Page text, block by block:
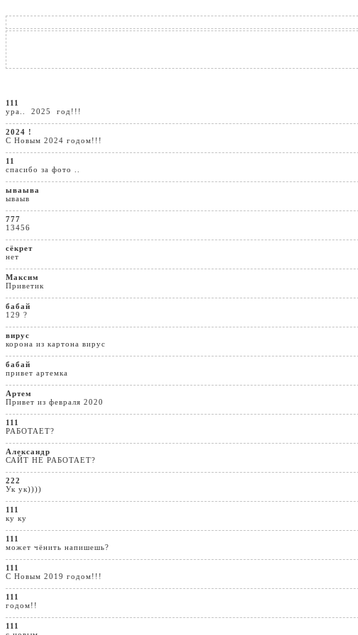
111
ура.. 2025 год!!!
2024 !
С Новым 2024 годом!!!
11
спасибо за фото ..
ываыва
ываыв
777
13456
сёкрет
нет
Максим
Приветик
бабай
129 ?
вирус
корона из картона вирус
бабай
привет артемка
Артем
Привет из февраля 2020
111
РАБОТАЕТ?
Александр
САЙТ НЕ РАБОТАЕТ?
222
Ук ук))))
111
ку ку
111
может чёнить напишешь?
111
С Новым 2019 годом!!!
111
годом!!
111